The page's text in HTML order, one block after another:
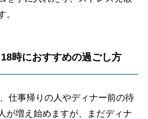
。
時におすすめの過ごし方
仕事帰りの人やディナー前の待
が増え始めますが、まだディナ